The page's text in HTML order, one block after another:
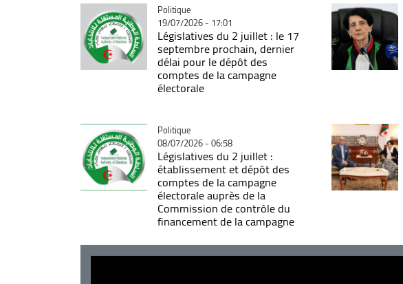
Catégorie
Politique
19/07/2026 - 17:01
Législatives du 2 juillet : le 17
septembre prochain, dernier
délai pour le dépôt des
comptes de la campagne
électorale
Catégorie
Politique
08/07/2026 - 06:58
Législatives du 2 juillet :
établissement et dépôt des
comptes de la campagne
électorale auprès de la
Commission de contrôle du
financement de la campagne